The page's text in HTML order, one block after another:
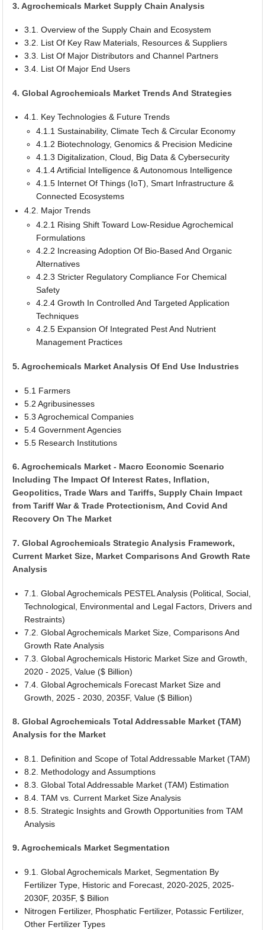
3. Agrochemicals Market Supply Chain Analysis
3.1. Overview of the Supply Chain and Ecosystem
3.2. List Of Key Raw Materials, Resources & Suppliers
3.3. List Of Major Distributors and Channel Partners
3.4. List Of Major End Users
4. Global Agrochemicals Market Trends And Strategies
4.1. Key Technologies & Future Trends
4.1.1 Sustainability, Climate Tech & Circular Economy
4.1.2 Biotechnology, Genomics & Precision Medicine
4.1.3 Digitalization, Cloud, Big Data & Cybersecurity
4.1.4 Artificial Intelligence & Autonomous Intelligence
4.1.5 Internet Of Things (IoT), Smart Infrastructure &
Connected Ecosystems
4.2. Major Trends
4.2.1 Rising Shift Toward Low-Residue Agrochemical
Formulations
4.2.2 Increasing Adoption Of Bio-Based And Organic
Alternatives
4.2.3 Stricter Regulatory Compliance For Chemical
Safety
4.2.4 Growth In Controlled And Targeted Application
Techniques
4.2.5 Expansion Of Integrated Pest And Nutrient
Management Practices
5. Agrochemicals Market Analysis Of End Use Industries
5.1 Farmers
5.2 Agribusinesses
5.3 Agrochemical Companies
5.4 Government Agencies
5.5 Research Institutions
6. Agrochemicals Market - Macro Economic Scenario
Including The Impact Of Interest Rates, Inflation,
Geopolitics, Trade Wars and Tariffs, Supply Chain Impact
from Tariff War & Trade Protectionism, And Covid And
Recovery On The Market
7. Global Agrochemicals Strategic Analysis Framework,
Current Market Size, Market Comparisons And Growth Rate
Analysis
7.1. Global Agrochemicals PESTEL Analysis (Political, Social,
Technological, Environmental and Legal Factors, Drivers and
Restraints)
7.2. Global Agrochemicals Market Size, Comparisons And
Growth Rate Analysis
7.3. Global Agrochemicals Historic Market Size and Growth,
2020 - 2025, Value ($ Billion)
7.4. Global Agrochemicals Forecast Market Size and
Growth, 2025 - 2030, 2035F, Value ($ Billion)
8. Global Agrochemicals Total Addressable Market (TAM)
Analysis for the Market
8.1. Definition and Scope of Total Addressable Market (TAM)
8.2. Methodology and Assumptions
8.3. Global Total Addressable Market (TAM) Estimation
8.4. TAM vs. Current Market Size Analysis
8.5. Strategic Insights and Growth Opportunities from TAM
Analysis
9. Agrochemicals Market Segmentation
9.1. Global Agrochemicals Market, Segmentation By
Fertilizer Type, Historic and Forecast, 2020-2025, 2025-
2030F, 2035F, $ Billion
Nitrogen Fertilizer, Phosphatic Fertilizer, Potassic Fertilizer,
Other Fertilizer Types